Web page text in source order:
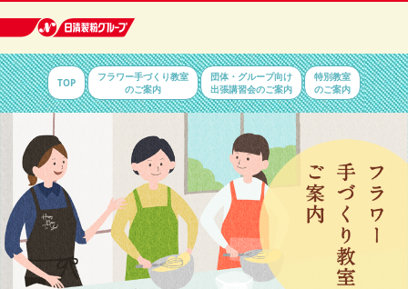
日清製粉
グルー
プ 健康
と信頼を
お届けす
る
TOP
フラワー手づくり教室
のご案内
団体・グループ向け
出張講習会のご案内
特別教室
のご案内